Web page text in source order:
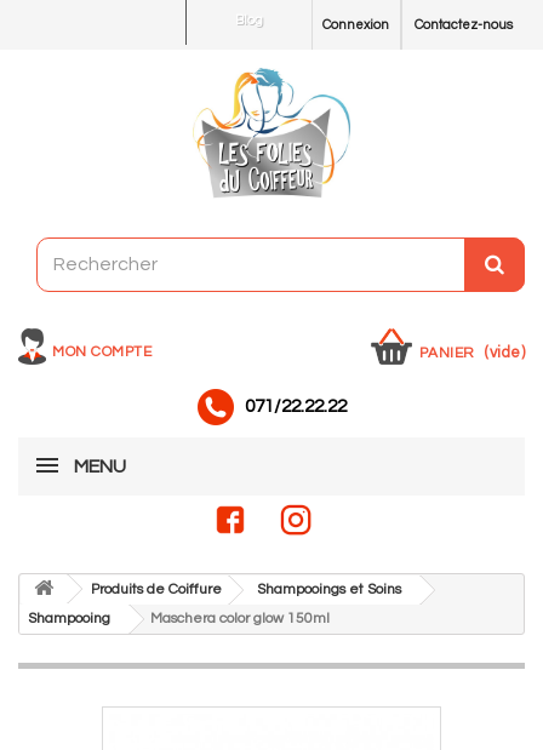
Contactez-nous
Connexion
Blog
MON COMPTE PANIER (vide)
071/22.22.22
MENU
Produits de Coiffure
Shampooings et Soins
Shampooing
Maschera color glow 150ml